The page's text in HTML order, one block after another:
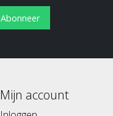
Abonneer
Mijn account